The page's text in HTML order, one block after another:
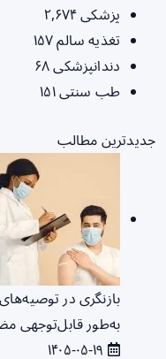
پزشکی۲,۶۷۴
تغذیه سالم۱۵۷
دندانپزشکی۶۸
طب سنتی۱۵۱
جدیدترین مطالب
بازنگری در
به‌طور قابل‌توجهی